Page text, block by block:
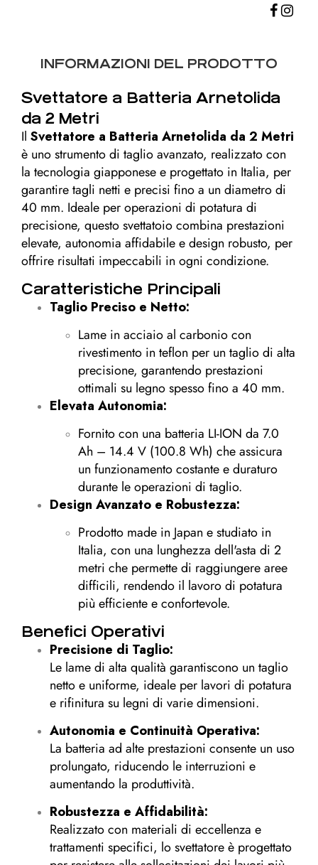
INFORMAZIONI DEL PRODOTTO
Svettatore a Batteria Arnetolida
da 2 Metri
Il Svettatore a Batteria Arnetolida da 2 Metri
è uno strumento di taglio avanzato, realizzato con
la tecnologia giapponese e progettato in Italia, per
garantire tagli netti e precisi fino a un diametro di
40 mm. Ideale per operazioni di potatura di
precisione, questo svettatoio combina prestazioni
elevate, autonomia affidabile e design robusto, per
offrire risultati impeccabili in ogni condizione.
Caratteristiche Principali
Taglio Preciso e Netto:
Lame in acciaio al carbonio con
rivestimento in teflon per un taglio di alta
precisione, garantendo prestazioni
ottimali su legno spesso fino a 40 mm.
Elevata Autonomia:
Fornito con una batteria LI-ION da 7.0
Ah – 14.4 V (100.8 Wh) che assicura
un funzionamento costante e duraturo
durante le operazioni di taglio.
Design Avanzato e Robustezza:
Prodotto made in Japan e studiato in
Italia, con una lunghezza dell'asta di 2
metri che permette di raggiungere aree
difficili, rendendo il lavoro di potatura
più efficiente e confortevole.
Benefici Operativi
Precisione di Taglio:
Le lame di alta qualità garantiscono un taglio
netto e uniforme, ideale per lavori di potatura
e rifinitura su legni di varie dimensioni.
Autonomia e Continuità Operativa:
La batteria ad alte prestazioni consente un uso
prolungato, riducendo le interruzioni e
aumentando la produttività.
Robustezza e Affidabilità:
Realizzato con materiali di eccellenza e
trattamenti specifici, lo svettatore è progettato